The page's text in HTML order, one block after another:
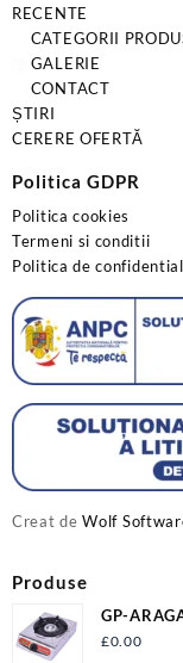
RECENTE
CATEGORII
GALERIE
CONTACT
ȘTIRI
CERERE OFERTĂ
Politica GDPR
Politica cookies
Termeni si conditii
Politica de
Creat deWolf
Produse
GP-
£0.00